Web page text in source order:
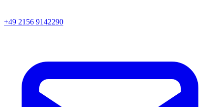
+49 2156 9142290